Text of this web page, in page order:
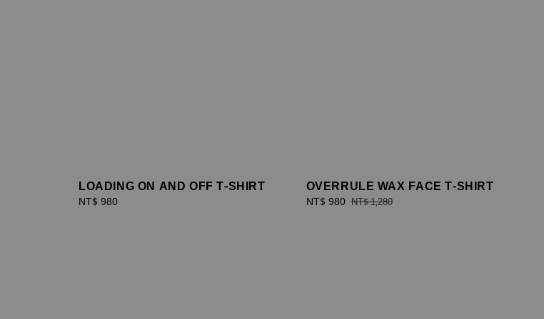
LOADING ON AND OFF T-SHIRT
Regular
NT$ 980
OVERRULE WAX FACE T-SHIRT
Sale
NT$ 980 Regular
NT$ 1,280